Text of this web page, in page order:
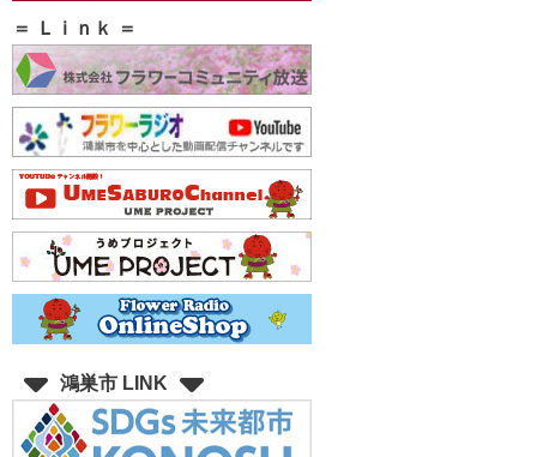
＝ Ｌｉｎｋ ＝
鴻巣市 LINK